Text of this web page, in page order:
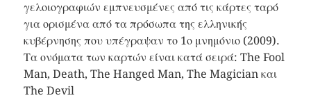
γελοιογραφιών εμπνευσμένες από τις κάρτες ταρό
για ορισμένα από τα πρόσωπα της ελληνικής
κυβέρνησης που υπέγραψαν το 1ο μνημόνιο (2009).
Τα ονόματα των καρτών είναι κατά σειρά: The Fool
Man, Death, The Hanged Man, The Magician και
The Devil